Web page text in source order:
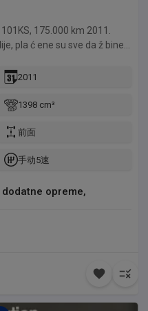
175.000 km 2011.
pla ć ene su sve da ž bine,
Ovo je idealan
i ekonomi č an auto, kako
na alu felnama 17“
opreme (fabrička)
(registrovan
2011
1398 cm³
前面
手动5速
opreme,